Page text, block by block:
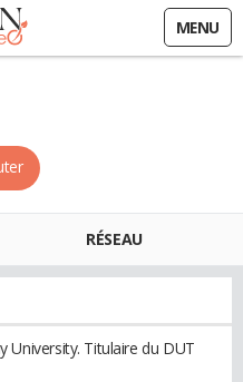
MENU
RÉSEAU
University. Titulaire du DUT